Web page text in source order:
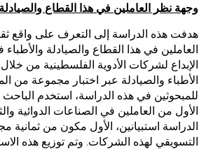
وجهة نظر العاملين في هذا القطاع
هدفت هذه الدراسة إلى التعرف على واقع
العاملين في هذا القطاع والصيادلة
الإبداع لشركات الأدوية الفلسطينية من
الأطباء والصيادلة عبر اختبار مجموعة من
للمبحوثين في هذه الدراسة، استخدم
الأول من العاملين في الصناعات الدوائية
الدراسة استبيانين، الأول مكون من
التسويقي لهذه الشركات. وتم توزيع هذه